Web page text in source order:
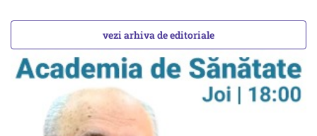
vezi arhiva de editoriale